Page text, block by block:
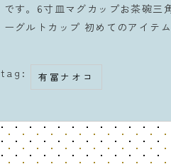
です。6寸皿マグカップお茶碗三
ーグルトカップ 初めてのアイテ
tag: 有冨ナオコ